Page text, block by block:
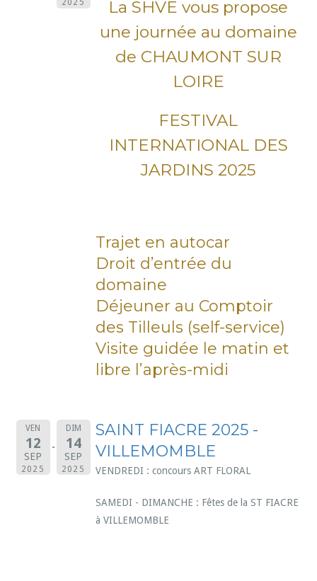
2025
La SHVE vous propose
une journée au domaine
de CHAUMONT SUR
LOIRE
FESTIVAL
INTERNATIONAL DES
JARDINS 2025
Trajet en autocar
Droit d’entrée du
domaine
Déjeuner au Comptoir
des Tilleuls (self-service)
Visite guidée le matin et
libre l’après-midi
VEN
12
SEP
2025
DIM
14
SEP
2025
SAINT FIACRE 2025 -
VILLEMOMBLE
VENDREDI : concours ART FLORAL
SAMEDI - DIMANCHE : Fêtes de la ST FIACRE
à VILLEMOMBLE